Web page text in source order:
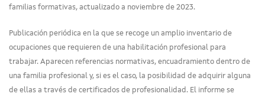
familias formativas, actualizado a noviembre de 2023.
Publicación periódica en la que se recoge un amplio inventario de
ocupaciones que requieren de una habilitación profesional para
trabajar. Aparecen referencias normativas, encuadramiento dentro de
una familia profesional y, si es el caso, la posibilidad de adquirir alguna
de ellas a través de certificados de profesionalidad. El informe se